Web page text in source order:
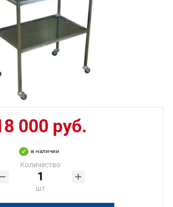
000 руб.
в наличии
Количество
шт